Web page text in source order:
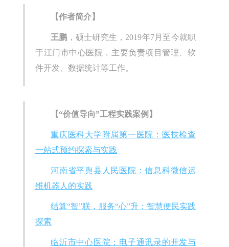
【作者简介】
王鹏 ，硕士研究生，2019年7月至今就职
于江门市中心医院，主要负责项目管理、软
件开发、数据统计等工作。
【“价值导向”工程实践案例】
重庆医科大学附属第一医院：医技检查
一站式预约探索与实践
河南省平舆县人民医院：信息科微信运
维机器人的实践
结算“智”联，服务“心”升：智慧便民实践
探索
临沂市中心医院：电子通讯录的开发与